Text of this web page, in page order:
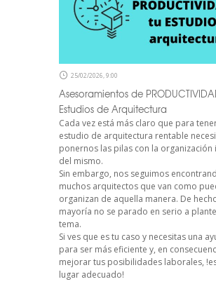
25/02/2026, 9:00
Asesoramientos de
Estudios de Arquitectura
Cada vez está más claro que para
estudio de arquitectura rentable
ponernos las pilas con la organización
del mismo.
Sin embargo, nos seguimos
muchos arquitectos que van como
organizan de aquella manera. De
mayoría no se parado en serio a
tema.
Si ves que es tu caso y necesitas una
para ser más eficiente y, en
mejorar tus posibilidades laborales,
lugar adecuado!